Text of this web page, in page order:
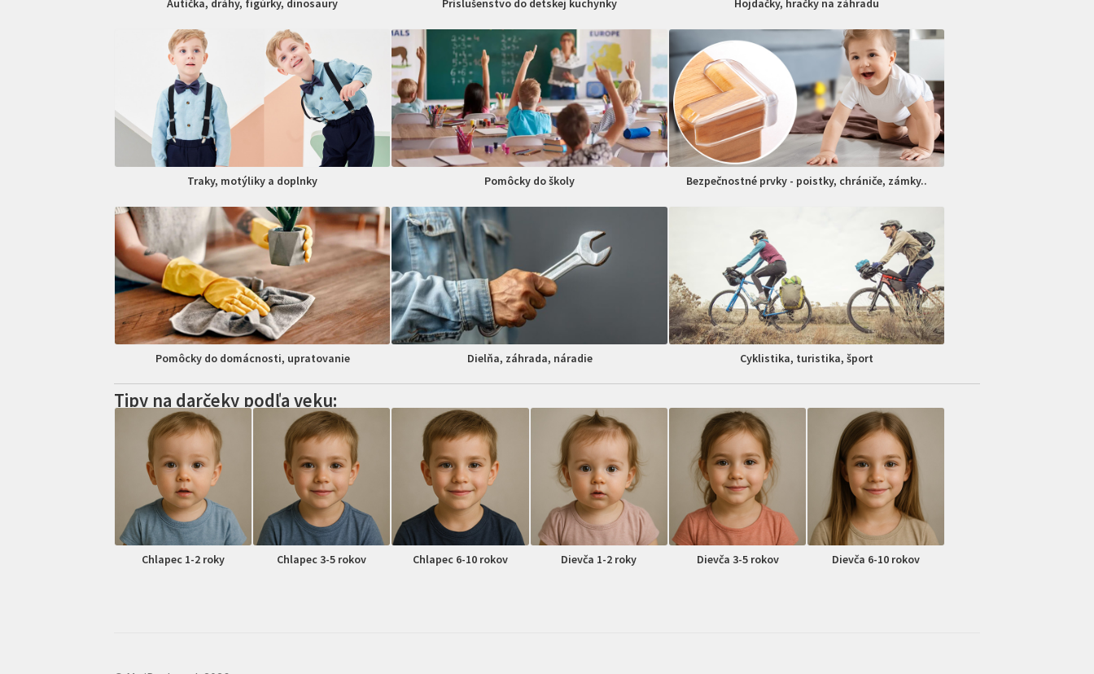
Autíčka, dráhy, figúrky, dinosaury Príslušenstvo do detskej kuchynky Hojdačky, hračky na záhradu
Traky, motýliky a doplnky Pomôcky do školy Bezpečnostné prvky - poistky, chrániče, zámky..
Pomôcky do domácnosti, upratovanie Dielňa, záhrada, náradie Cyklistika, turistika, šport
Tipy na darčeky podľa veku:
Chlapec 1-2 roky Chlapec 3-5 rokov Chlapec 6-10 rokov Dievča 1-2 roky Dievča 3-5 rokov Dievča 6-10 rokov